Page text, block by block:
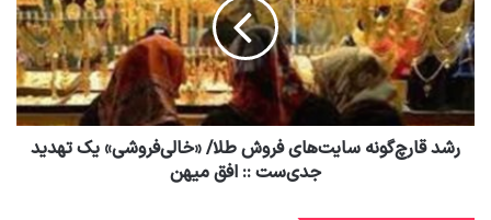
رشد قارچ‌گونه سایت‌های فروش طلا/ «خالی‌فروشی» یک تهدید
جدی‌ست :: افق میهن